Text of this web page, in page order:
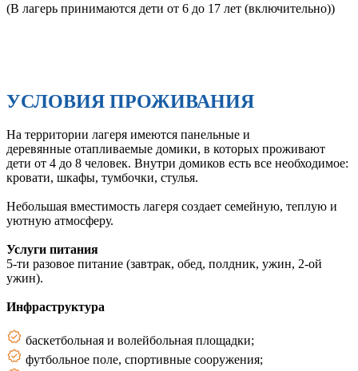
(В лагерь принимаются дети от 6 до 17 лет (включительно))
УСЛОВИЯ ПРОЖИВАНИЯ
На территории лагеря имеются панельные и
деревянные отапливаемые домики, в которых проживают
дети от 4 до 8 человек. Внутри домиков есть все необходимое:
кровати, шкафы, тумбочки, стулья.
Небольшая вместимость лагеря создает семейную, теплую и
уютную атмосферу.
Услуги питания
5-ти разовое питание (завтрак, обед, полдник, ужин, 2-ой
ужин).
Инфраструктура
баскетбольная и волейбольная площадки;
футбольное поле, спортивные сооружения;